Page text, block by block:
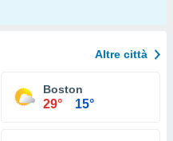
Altre città
Boston
29° 15°